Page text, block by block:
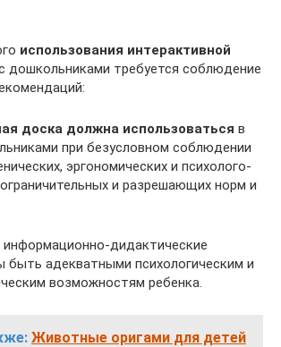
использования интерактивной
дошкольниками требуется соблюдение
доска должна использоваться в
при безусловном соблюдении
эргономических и психолого-
и разрешающих норм и
дидактические
адекватными психологическим и
возможностям ребенка.
Животные оригами для детей